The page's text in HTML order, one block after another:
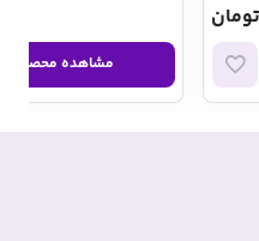
مشاهده محصول